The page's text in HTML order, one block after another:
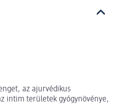
az ajurvédikus
intim területek gyógynövénye,